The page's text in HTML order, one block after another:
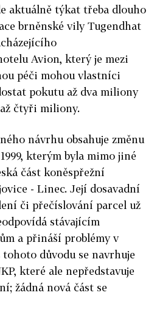
aktuálně týkat třeba dlouho
brněnské vily Tugendhat
Avion, který je mezi
péči mohou vlastníci
pokutu až dva miliony
čtyři miliony.
návrhu obsahuje změnu
kterým byla mimo jiné
část koněspřežní
- Linec. Její dosavadní
či přečíslování parcel už
stávajícím
a přináší problémy v
důvodu se navrhuje
které ale nepředstavuje
žádná nová část se